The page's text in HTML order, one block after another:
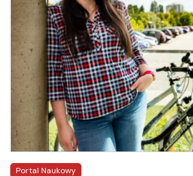
Portal Naukowy